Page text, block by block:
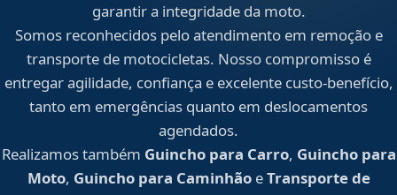
garantir a integridade da moto.
Somos reconhecidos pelo atendimento em remoção e
transporte de motocicletas. Nosso compromisso é
entregar agilidade, confiança e excelente custo-benefício,
tanto em emergências quanto em deslocamentos
agendados.
Realizamos também Guincho para Carro, Guincho para
Moto, Guincho para CaminhãoeTransporte de